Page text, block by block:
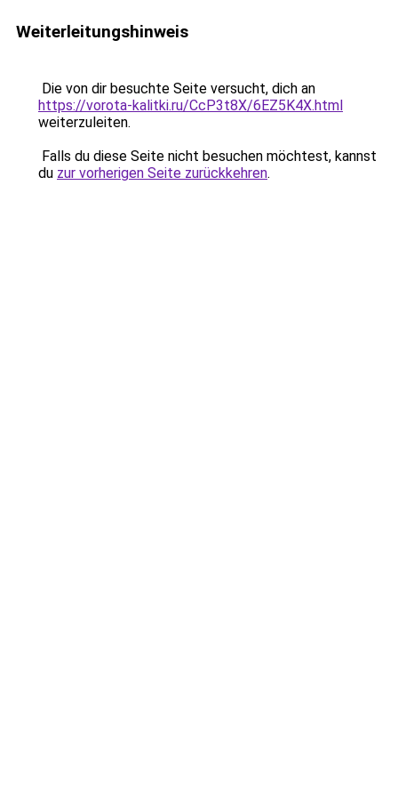
Weiterleitungshinweis
Die von dir besuchte Seite versucht, dich an
https://vorota-kalitki.ru/CcP3t8X/6EZ5K4X.html
weiterzuleiten.
Falls du diese Seite nicht besuchen möchtest, kannst
du zur vorherigen Seite zurückkehren.